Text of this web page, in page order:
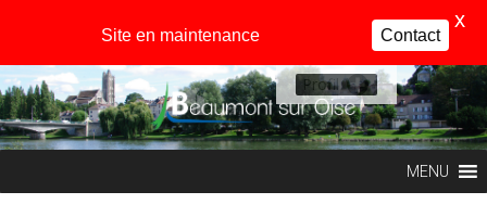
Profil
MENU
Site en maintenance Contact
X